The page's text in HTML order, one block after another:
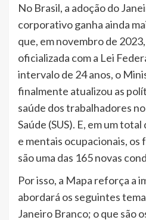
No Brasil, a adoção do
corporativo ganha ainda
que, em novembro de
oficializada com a Lei
intervalo de 24 anos, o
finalmente atualizou as
saúde dos trabalhadores
Saúde (SUS). E, em um
e mentais ocupacionais, os
são uma das 165 novas
Por isso, a Mapa reforça a
abordará os seguintes
Janeiro Branco; o que são